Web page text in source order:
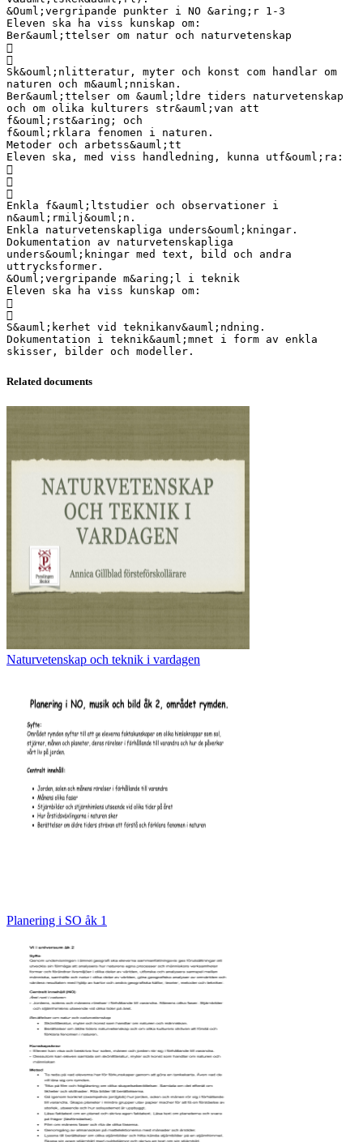
&Ouml;vergripande punkter i NO &aring;r 1-3
Eleven ska ha viss kunskap om:
Ber&auml;ttelser om natur och naturvetenskap


Sk&ouml;nlitteratur, myter och konst com handlar om
naturen och m&auml;nniskan.
Ber&auml;ttelser om &auml;ldre tiders naturvetenskap
och om olika kulturers str&auml;van att
f&ouml;rst&aring; och
f&ouml;rklara fenomen i naturen.
Metoder och arbetss&auml;tt
Eleven ska, med viss handledning, kunna utf&ouml;ra:



Enkla f&auml;ltstudier och observationer i
n&auml;rmilj&ouml;n.
Enkla naturvetenskapliga unders&ouml;kningar.
Dokumentation av naturvetenskapliga
unders&ouml;kningar med text, bild och andra
uttrycksformer.
&Ouml;vergripande m&aring;l i teknik
Eleven ska ha viss kunskap om:


S&auml;kerhet vid teknikanv&auml;ndning.
Dokumentation i teknik&auml;mnet i form av enkla
Related documents
Naturvetenskap och teknik i vardagen
Planering i SO åk 1